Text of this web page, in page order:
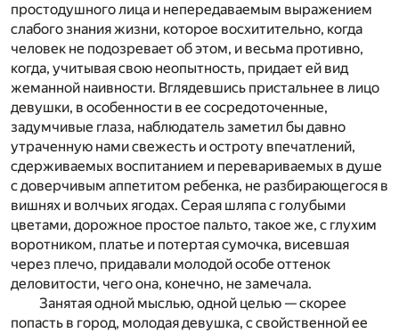
простодушного лица и непередаваемым выражением
слабого знания жизни, которое восхитительно, когда
человек не подозревает об этом, и весьма противно,
когда, учитывая свою неопытность, придает ей вид
жеманной наивности. Вглядевшись пристальнее в лицо
девушки, в особенности в ее сосредоточенные,
задумчивые глаза, наблюдатель заметил бы давно
утраченную нами свежесть и остроту впечатлений,
сдерживаемых воспитанием и перевариваемых в душе
с доверчивым аппетитом ребенка, не разбирающегося в
вишнях и волчьих ягодах. Серая шляпа с голубыми
цветами, дорожное простое пальто, такое же, с глухим
воротником, платье и потертая сумочка, висевшая
через плечо, придавали молодой особе оттенок
деловитости, чего она, конечно, не замечала.
Занятая одной мыслью, одной целью — скорее
попасть в город, молодая девушка, с свойственной ее